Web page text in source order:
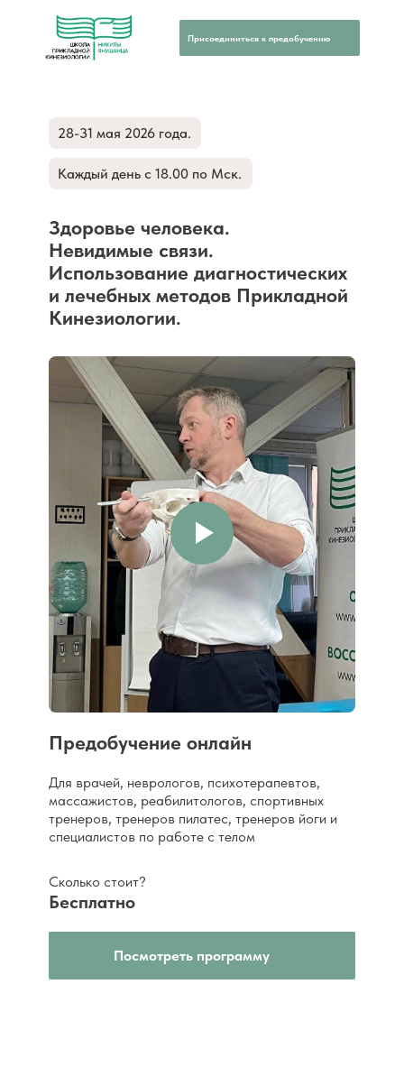
Присоединиться к предобучению
28-31 мая 2026 года.
Бесплатно
Предобучение онлайн
Сколько стоит?
Для врачей, неврологов, психотерапевтов,
массажистов, реабилитологов, спортивных
тренеров, тренеров пилатес, тренеров йоги и
специалистов по работе с телом
Здоровье человека.
Невидимые связи.
Использование диагностических
и лечебных методов Прикладной
Кинезиологии.
Каждый день с 18.00 по Мск.
Посмотреть программу